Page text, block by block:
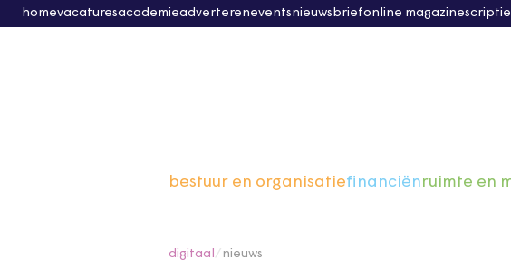
homevacaturesacademieadvertereneventsnieuwsbriefonline magazine
bestuur en organisatiefinanciënruimte en
digitaal nieuws